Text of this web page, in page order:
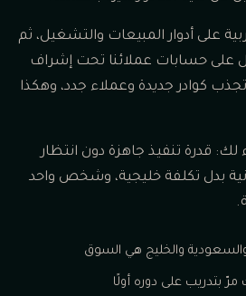
على أدوار المبيعات والتشغيل، ثم
على حسابات عملائنا تحت إشراف
كوادر جديدة وعملاء جدد، وهكذا
لك: قدرة تنفيذ جاهزة دون انتظار
بدل تكلفة خليجية، وشخص واحد
والسعودية والخليج هي السوق
بتدريب على دوره أولًا